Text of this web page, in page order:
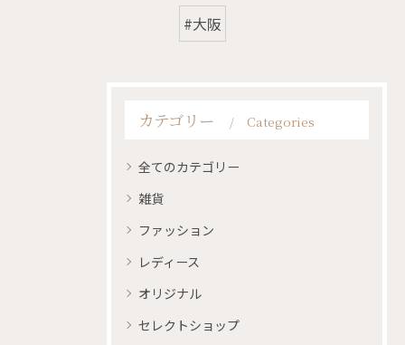
#大阪
カテゴリー Categories
全てのカテゴリー
雑貨
ファッション
レディース
オリジナル
セレクトショップ